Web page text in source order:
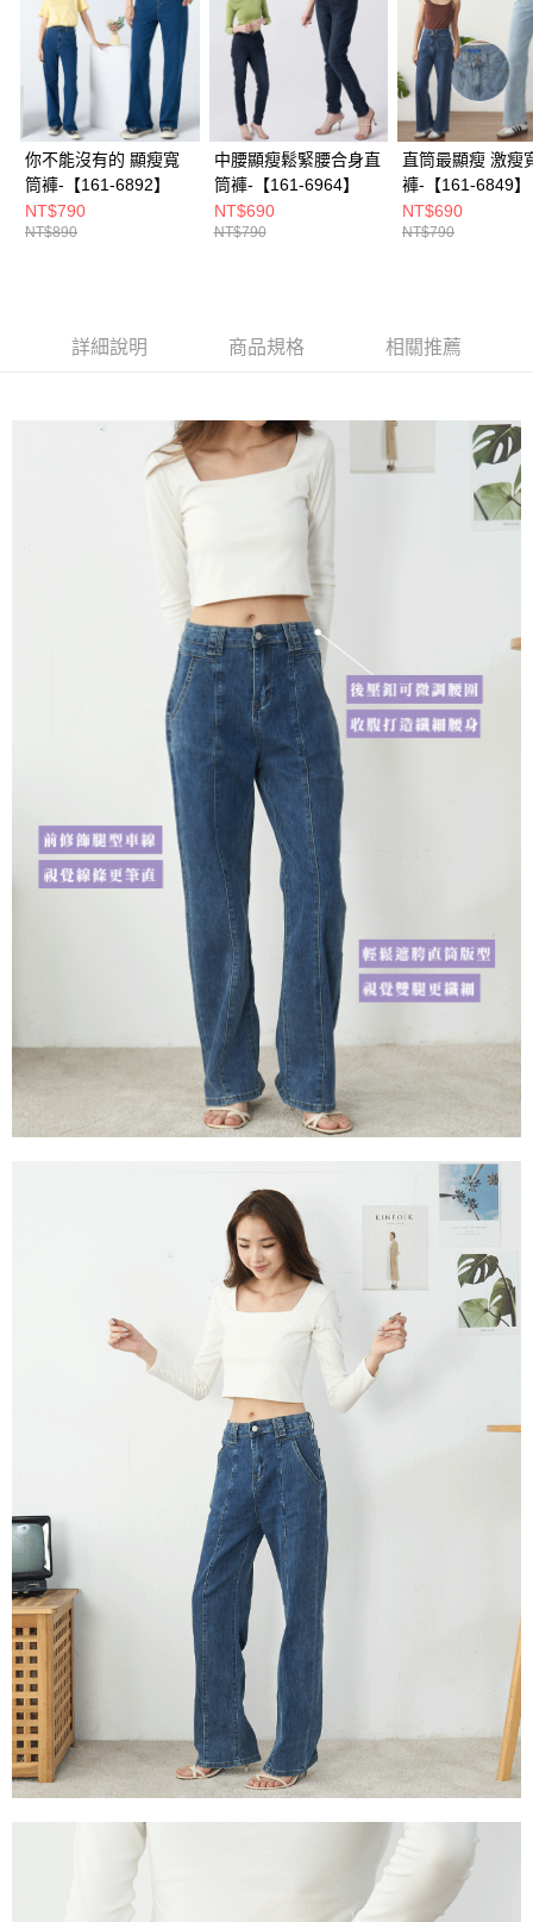
每筆NT$100，滿NT$1,899(含以上)免運費
你不能沒有的 顯瘦寬
筒褲-【161-6892】
NT$790
NT$890
中腰顯瘦鬆緊腰合身直
筒褲-【161-6964】
NT$690
NT$790
直筒最顯瘦 激瘦
褲-【161-6849】
NT$690
NT$790
詳細說明 商品規格 相關推薦